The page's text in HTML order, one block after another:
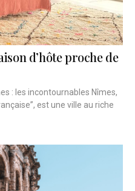
d’hôte proche de
: les incontournables Nîmes,
est une ville au riche